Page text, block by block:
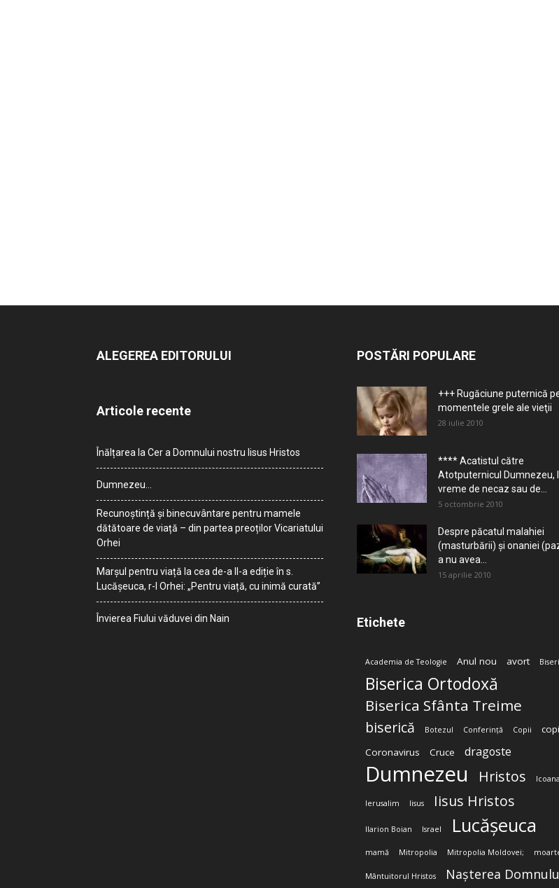
ALEGEREA EDITORULUI
Articole recente
Înălțarea la Cer a Domnului nostru Iisus Hristos
Dumnezeu…
Recunoștință și binecuvântare pentru mamele
dătătoare de viață – din partea preoților Vicariatului
Orhei
Marșul pentru viață la cea de-a II-a ediție în s.
Lucășeuca, r-l Orhei: „Pentru viață, cu inimă curată”
Învierea Fiului văduvei din Nain
POSTĂRI POPULARE
+++ Rugăciune puternică
momentele grele ale vieţii
28 iulie 2010
**** Acatistul către
Atotputernicul Dumnezeu,
vreme de necaz sau de...
5 octombrie 2010
Despre păcatul malahiei
(masturbării) şi onaniei
a nu avea...
15 aprilie 2010
Etichete
Academia de Teologie Anul nou avort
Biserica Ortodoxă
Biserica Sfânta Treime
biserică Botezul Conferință Copii
Coronavirus
Cruce dragoste
Dumnezeu Hristos Icoana
Ierusalim Iisus Iisus Hristos
Ilarion Boian Israel Lucășeuca
mamă Mitropolia Mitropolia Moldovei;
Mântuitorul Hristos Nașterea